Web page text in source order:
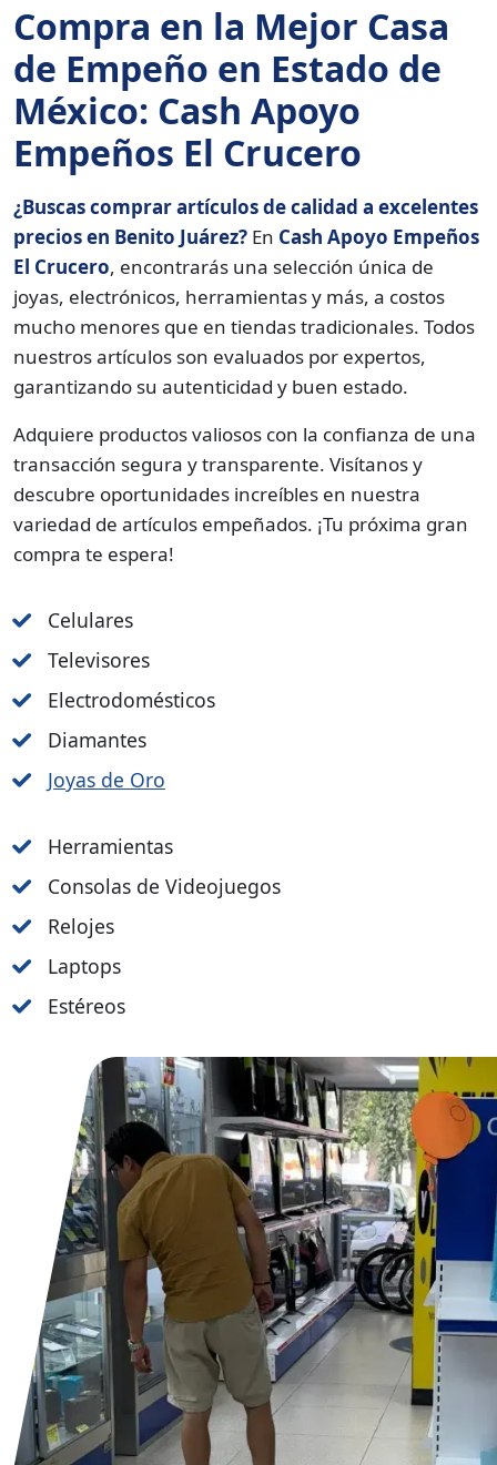
Compra en la Mejor Casa
de Empeño en Estado de
México: Cash Apoyo
Empeños El Crucero
¿Buscas comprar artículos de calidad a excelentes
precios en Benito Juárez? En Cash Apoyo Empeños
El Crucero, encontrarás una selección única de
joyas, electrónicos, herramientas y más, a costos
mucho menores que en tiendas tradicionales. Todos
nuestros artículos son evaluados por expertos,
garantizando su autenticidad y buen estado.
Adquiere productos valiosos con la confianza de una
transacción segura y transparente. Visítanos y
descubre oportunidades increíbles en nuestra
variedad de artículos empeñados. ¡Tu próxima gran
compra te espera!
Celulares
Televisores
Electrodomésticos
Diamantes
Joyas de Oro
Herramientas
Consolas de Videojuegos
Relojes
Laptops
Estéreos